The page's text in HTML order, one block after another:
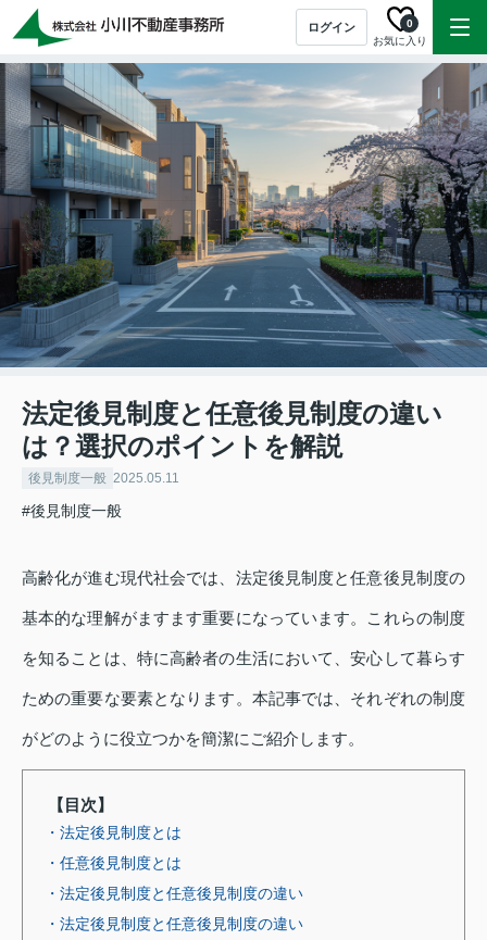
ログイン
お気に入り
0
法定後見制度と任意後見制度の違い
は？選択のポイントを解説
後見制度一般 2025.05.11
#後見制度一般
高齢化が進む現代社会では、法定後見制度と任意後見制度の
基本的な理解がますます重要になっています。これらの制度
を知ることは、特に高齢者の生活において、安心して暮らす
ための重要な要素となります。本記事では、それぞれの制度
がどのように役立つかを簡潔にご紹介します。
【目次】
・法定後見制度とは
・任意後見制度とは
・法定後見制度と任意後見制度の違い
・法定後見制度と任意後見制度の違い